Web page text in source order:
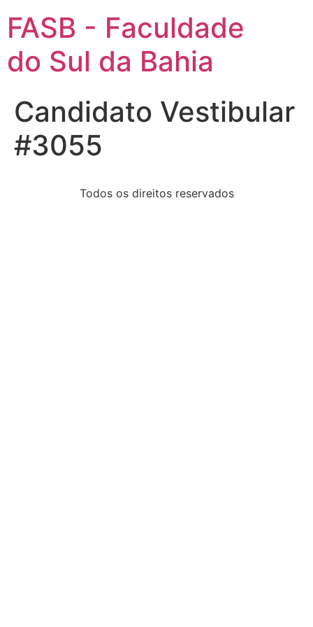
FASB - Faculdade
do Sul da Bahia
Candidato Vestibular
#3055
Todos os direitos reservados